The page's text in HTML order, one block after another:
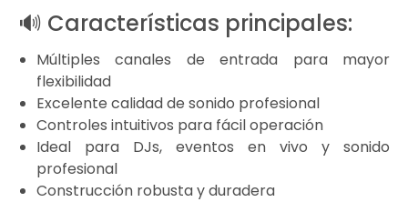
🔊 Características principales:
Múltiples canales de entrada para mayor
flexibilidad
Excelente calidad de sonido profesional
Controles intuitivos para fácil operación
Ideal para DJs, eventos en vivo y sonido
profesional
Construcción robusta y duradera